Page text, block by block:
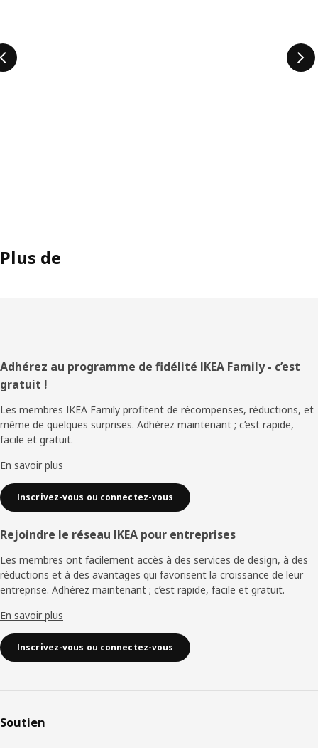
Plus de
Pied
de
page
Adhérez au programme de fidélité IKEA Family - c’est
gratuit !
Les membres IKEA Family profitent de récompenses, réductions, et
même de quelques surprises. Adhérez maintenant ; c’est rapide,
facile et gratuit.
En savoir plus
Inscrivez-vous ou connectez-vous
Rejoindre le réseau IKEA pour entreprises
Les membres ont facilement accès à des services de design, à des
réductions et à des avantages qui favorisent la croissance de leur
entreprise. Adhérez maintenant ; c’est rapide, facile et gratuit.
En savoir plus
Inscrivez-vous ou connectez-vous
Soutien